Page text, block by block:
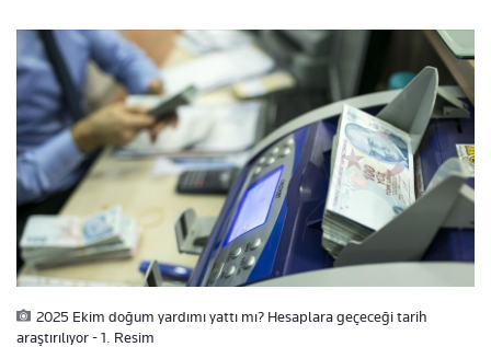
2025 Ekim doğum yardımı yattı mı? Hesaplara geçeceği tarih
araştırılıyor - 1. Resim